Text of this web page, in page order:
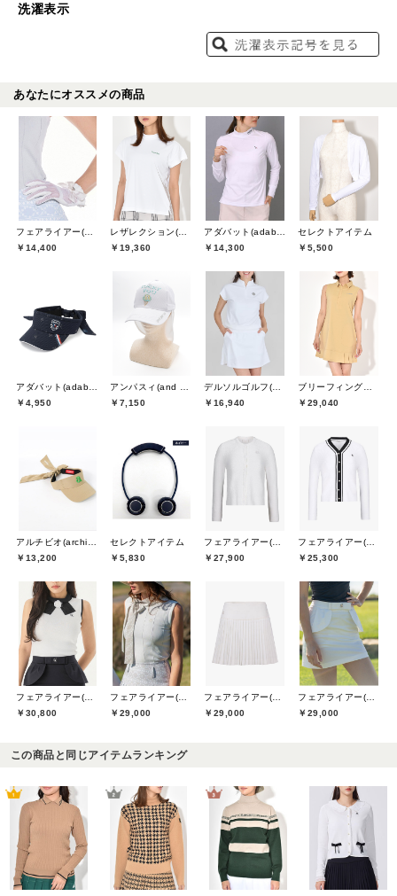
洗濯表示
あなたにオススメの商品
￥14,400
￥19,360
￥14,300
セレクトアイテム
￥5,500
￥4,950
￥7,150
￥16,940
￥29,040
￥13,200
セレクトアイテム
￥5,830
￥27,900
￥25,300
￥30,800
￥29,000
￥29,000
￥29,000
この商品と同じアイテムランキング